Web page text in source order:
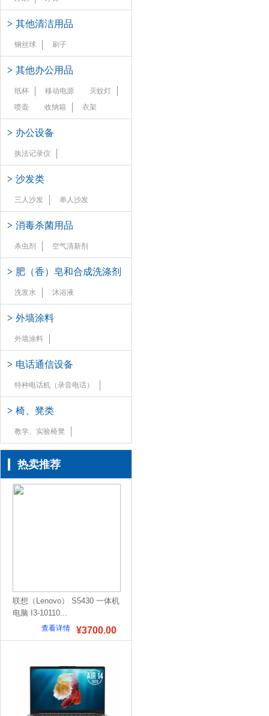
> 其他清洁用品
钢丝球 刷子
> 其他办公用品
纸杯 移动电源
灭蚊灯
喷壶
收纳箱 衣架
> 办公设备
执法记录仪
> 沙发类
三人沙发 单人沙发
> 消毒杀菌用品
杀虫剂 空气清新剂
> 肥（香）皂和合成洗涤剂
洗发水 沐浴液
> 外墙涂料
外墙涂料
> 电话通信设备
特种电话机（录音电话）
> 椅、凳类
教学、实验椅凳
热卖推荐
联想（Lenovo） S5430 一体机
电脑 I3-10110...
¥3700.00
查看详情